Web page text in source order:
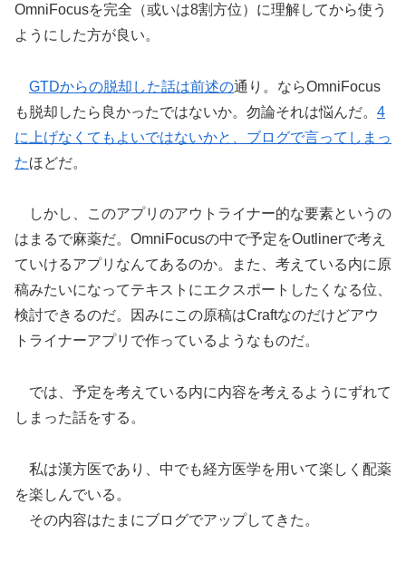
OmniFocusを完全（或いは8割方位）に理解してから使う
ようにした方が良い。
GTDからの脱却した話は前述の通り。ならOmniFocus
も脱却したら良かったではないか。勿論それは悩んだ。 4
に上げなくてもよいではないかと、ブログで言ってしまっ
たほどだ。
しかし、このアプリのアウトライナー的な要素というの
はまるで麻薬だ。OmniFocusの中で予定をOutlinerで考え
ていけるアプリなんてあるのか。また、考えている内に原
稿みたいになってテキストにエクスポートしたくなる位、
検討できるのだ。因みにこの原稿はCraftなのだけどアウ
トライナーアプリで作っているようなものだ。
では、予定を考えている内に内容を考えるようにずれて
しまった話をする。
私は漢方医であり、中でも経方医学を用いて楽しく配薬
を楽しんでいる。
その内容はたまにブログでアップしてきた。